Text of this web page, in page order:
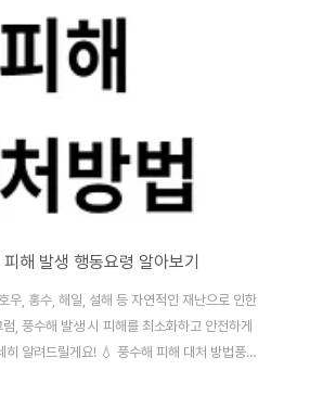
해 발생 행동요령 알아보기
우, 홍수, 해일, 설해 등 자연적인 재난으로 인한
, 풍수해 발생 시 피해를 최소화하고 안전하게
히 알려드릴게요! 💧 풍수해 피해 대처 방법풍수
발생 전 준비와 발생 중 행동 요령을 잘 숙지하